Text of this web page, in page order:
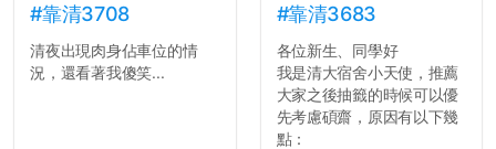
#靠清3708
清夜出現肉身佔車位的情
況，還看著我傻笑...
#靠清3683
各位新生、同學好
我是清大宿舍小天使，推薦
大家之後抽籤的時候可以優
先考慮碩齋，原因有以下幾
點：